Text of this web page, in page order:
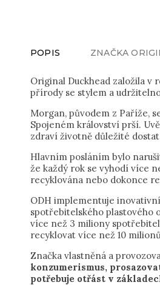
POPIS ZNAČKA
Original Duckhead založila v
přírody se stylem a
Morgan, původem z Paříže,
Spojeném království prší.
zdraví životně důležité
Hlavním posláním bylo
že každý rok se vyhodí více
recyklována nebo dokonce
ODH implementuje
spotřebitelského plastového
více než 3 miliony
recyklovat více než 10
Značka vlastněná a
konzumerismus,
potřebuje otřást v